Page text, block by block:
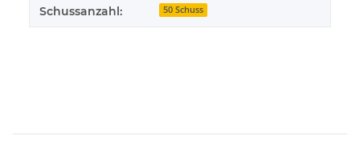
Schussanzahl: 50 Schuss